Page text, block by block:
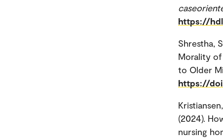
https://
Shrestha,
Morality of
to Older
https://
(2024).
nursing